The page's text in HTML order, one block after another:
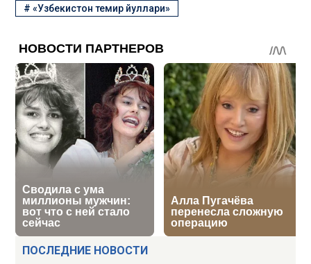
ПОСЛЕДНИЕ НОВОСТИ
#«Узбекистон темир йуллари»